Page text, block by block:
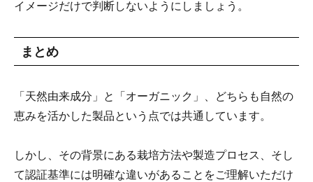
イメージだけで判断しないようにしましょう。
まとめ
「天然由来成分」と「オーガニック」、どちらも自然の
恵みを活かした製品という点では共通しています。
しかし、その背景にある栽培方法や製造プロセス、そし
て認証基準には明確な違いがあることをご理解いただけ